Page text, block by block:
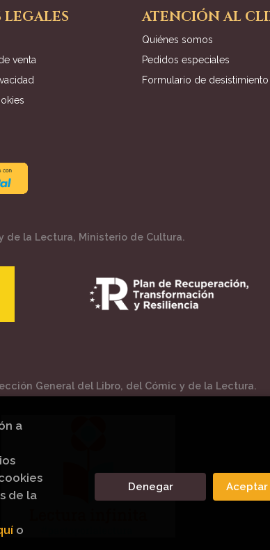
venta
ATENCIÓN AL
Quiénes somos
Pedidos especiales
Formulario de desistimiento
de la Lectura, Ministerio de Cultura.
General del Libro, del Cómic y de la Lectura.
a
de la
o
Denegar